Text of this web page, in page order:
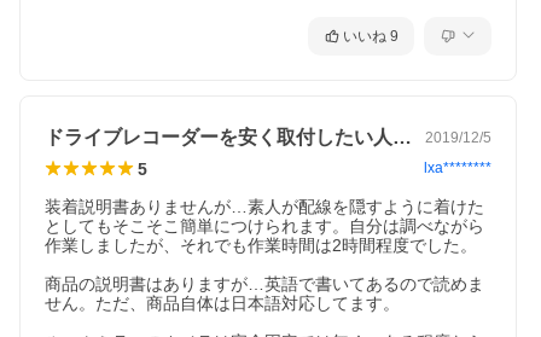
いいね 9
ドライブレコーダーを安く取付したい人へ… 2019/12/5
5 lxa********
装着説明書ありませんが…素人が配線を隠すように着けた
としてもそこそこ簡単につけられます。自分は調べながら
作業しましたが、それでも作業時間は2時間程度でした。
商品の説明書はありますが…英語で書いてあるので読めま
せん。ただ、商品自体は日本語対応してます。